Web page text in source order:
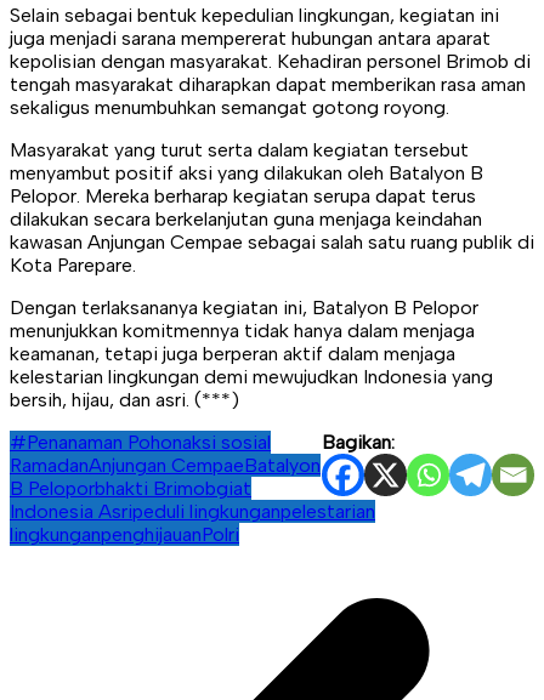
Selain sebagai bentuk kepedulian lingkungan, kegiatan ini
juga menjadi sarana mempererat hubungan antara aparat
kepolisian dengan masyarakat. Kehadiran personel Brimob di
tengah masyarakat diharapkan dapat memberikan rasa aman
sekaligus menumbuhkan semangat gotong royong.
Masyarakat yang turut serta dalam kegiatan tersebut
menyambut positif aksi yang dilakukan oleh Batalyon B
Pelopor. Mereka berharap kegiatan serupa dapat terus
dilakukan secara berkelanjutan guna menjaga keindahan
kawasan Anjungan Cempae sebagai salah satu ruang publik di
Kota Parepare.
Dengan terlaksananya kegiatan ini, Batalyon B Pelopor
menunjukkan komitmennya tidak hanya dalam menjaga
keamanan, tetapi juga berperan aktif dalam menjaga
kelestarian lingkungan demi mewujudkan Indonesia yang
bersih, hijau, dan asri. (***)
Bagikan:
#Penanaman Pohonaksi sosial
RamadanAnjungan CempaeBatalyon
B Peloporbhakti Brimobgiat
Indonesia Asripeduli lingkunganpelestarian
lingkunganpenghijauanPolri